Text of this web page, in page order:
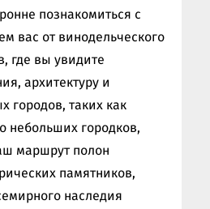
познакомиться с
вас от винодельческого
где вы увидите
архитектуру и
городов, таких как
небольших городков,
маршрут полон
памятников,
наследия